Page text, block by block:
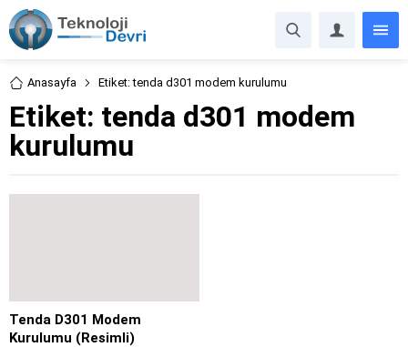
Anasayfa Etiket: tenda d301 modem kurulumu
Etiket: tenda d301 modem
kurulumu
Tenda D301 Modem
Kurulumu (Resimli)